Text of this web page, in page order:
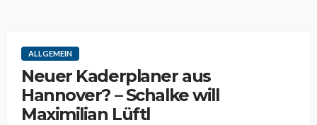
ALLGEMEIN
Neuer Kaderplaner aus
Hannover? – Schalke will
Maximilian Lüftl